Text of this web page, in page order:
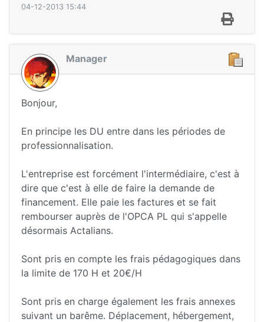
04-12-2013 15:44
Manager
Bonjour,
En principe les DU entre dans les périodes de
professionnalisation.
L'entreprise est forcément l'intermédiaire, c'est à
dire que c'est à elle de faire la demande de
financement. Elle paie les factures et se fait
rembourser auprès de l'OPCA PL qui s'appelle
désormais Actalians.
Sont pris en compte les frais pédagogiques dans
la limite de 170 H et 20€/H
Sont pris en charge également les frais annexes
suivant un barême. Déplacement, hébergement,